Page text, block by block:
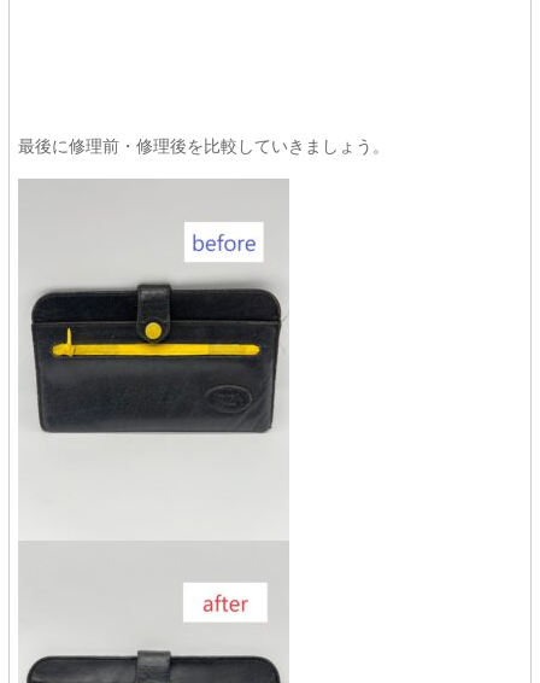
最後に修理前・修理後を比較していきましょう。